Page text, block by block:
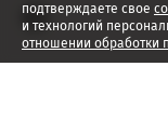
подтверждаете свое
и технологий
отношении обработки